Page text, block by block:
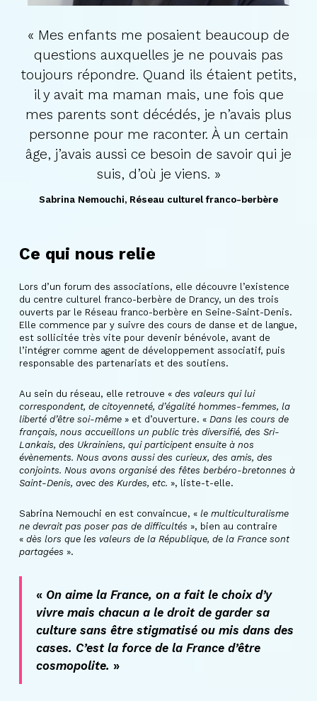
« Mes enfants me posaient beaucoup de
questions auxquelles je ne pouvais pas
toujours répondre. Quand ils étaient petits,
il y avait ma maman mais, une fois que
mes parents sont décédés, je n’avais plus
personne pour me raconter. À un certain
âge, j’avais aussi ce besoin de savoir qui je
suis, d’où je viens. »
Sabrina Nemouchi Réseau culturel franco-berbère
Ce qui nous relie
Lors d’un forum des associations, elle découvre l’existence
du centre culturel franco-berbère de Drancy, un des trois
ouverts par le Réseau franco-berbère en Seine-Saint-Denis.
Elle commence par y suivre des cours de danse et de langue,
est sollicitée très vite pour devenir bénévole, avant de
l’intégrer comme agent de développement associatif, puis
responsable des partenariats et des soutiens.
Au sein du réseau, elle retrouve « des valeurs qui lui
correspondent, de citoyenneté, d’égalité hommes-femmes, la
liberté d’être soi-même» et d’ouverture. « Dans les cours de
français, nous accueillons un public très diversifié, des Sri-
Lankais, des Ukrainiens, qui participent ensuite à nos
évènements. Nous avons aussi des curieux, des amis, des
conjoints. Nous avons organisé des fêtes berbéro-bretonnes à
Saint-Denis, avec des Kurdes, etc. », liste-t-elle.
Sabrina Nemouchi en est convaincue, « le multiculturalisme
ne devrait pas poser pas de difficultés », bien au contraire
« dès lors que les valeurs de la République, de la France sont
partagées ».
« On aime la France, on a fait le choix d’y
vivre mais chacun a le droit de garder sa
culture sans être stigmatisé ou mis dans des
cases. C’est la force de la France d’être
cosmopolite. »